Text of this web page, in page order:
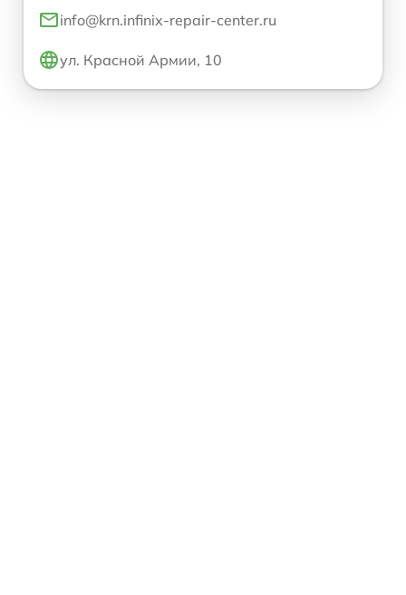
info@krn.infinix-repair-center.ru
ул. Красной Армии, 10